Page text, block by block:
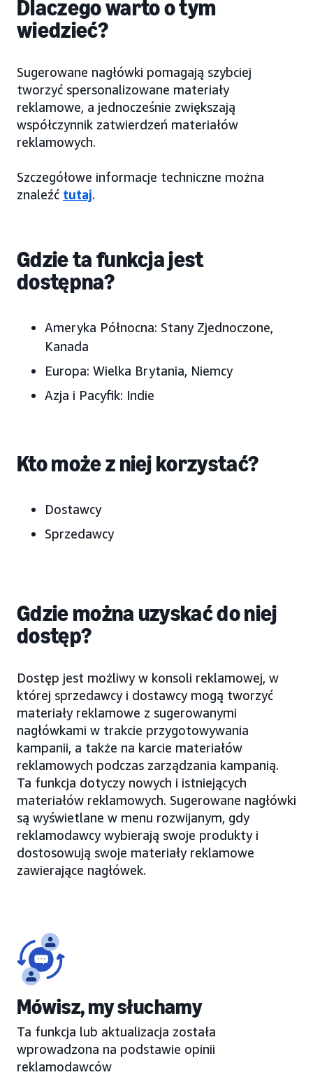
Dlaczego warto o tym
wiedzieć?
Sugerowane nagłówki pomagają szybciej
tworzyć spersonalizowane materiały
reklamowe, a jednocześnie zwiększają
współczynnik zatwierdzeń materiałów
reklamowych.
Szczegółowe informacje techniczne można
znaleźć tutaj.
Gdzie ta funkcja jest
dostępna?
Ameryka Północna: Stany Zjednoczone,
Kanada
Europa: Wielka Brytania, Niemcy
Azja i Pacyfik: Indie
Kto może z niej korzystać?
Dostawcy
Sprzedawcy
Gdzie można uzyskać do niej
dostęp?
Dostęp jest możliwy w konsoli reklamowej, w
której sprzedawcy i dostawcy mogą tworzyć
materiały reklamowe z sugerowanymi
nagłówkami w trakcie przygotowywania
kampanii, a także na karcie materiałów
reklamowych podczas zarządzania kampanią.
Ta funkcja dotyczy nowych i istniejących
materiałów reklamowych. Sugerowane nagłówki
są wyświetlane w menu rozwijanym, gdy
reklamodawcy wybierają swoje produkty i
dostosowują swoje materiały reklamowe
zawierające nagłówek.
Mówisz, my słuchamy
Ta funkcja lub aktualizacja została
wprowadzona na podstawie opinii
reklamodawców